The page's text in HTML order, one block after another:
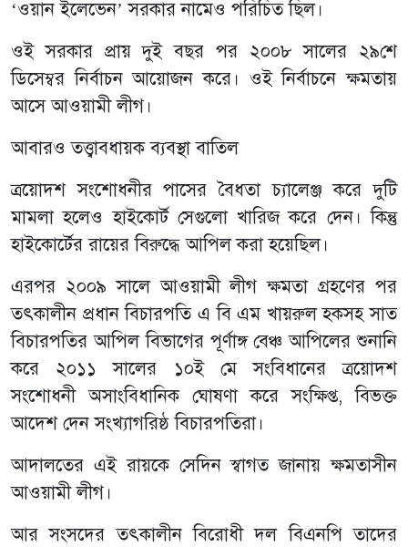
‘ওয়ান ইলেভেন’ সরকার নামেও পরিচিত ছিল।
ওই সরকার প্রায় দুই বছর পর ২০০৮ সালের ২৯শে
ডিসেম্বর নির্বাচন আয়োজন করে। ওই নির্বাচনে ক্ষমতায়
আসে আওয়ামী লীগ।
আবারও তত্ত্বাবধায়ক ব্যবস্থা বাতিল
ত্রয়োদশ সংশোধনীর পাসের বৈধতা চ্যালেঞ্জ করে দুটি
মামলা হলেও হাইকোর্ট সেগুলো খারিজ করে দেন। কিন্তু
হাইকোর্টের রায়ের বিরুদ্ধে আপিল করা হয়েছিল।
এরপর ২০০৯ সালে আওয়ামী লীগ ক্ষমতা গ্রহণের পর
তৎকালীন প্রধান বিচারপতি এ বি এম খায়রুল হকসহ সাত
বিচারপতির আপিল বিভাগের পূর্ণাঙ্গ বেঞ্চ আপিলের শুনানি
করে ২০১১ সালের ১০ই মে সংবিধানের ত্রয়োদশ
সংশোধনী অসাংবিধানিক ঘোষণা করে সংক্ষিপ্ত, বিভক্ত
আদেশ দেন সংখ্যাগরিষ্ঠ বিচারপতিরা।
আদালতের এই রায়কে সেদিন স্বাগত জানায় ক্ষমতাসীন
আওয়ামী লীগ।
আর সংসদের তৎকালীন বিরোধী দল বিএনপি তাদের